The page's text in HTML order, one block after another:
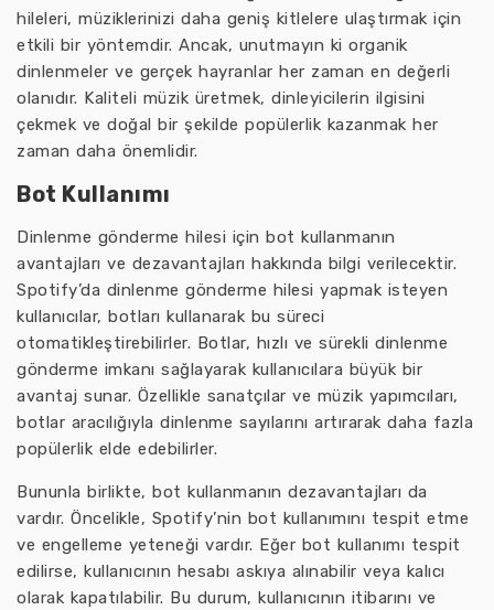
hileleri, müziklerinizi daha geniş kitlelere ulaştırmak için
etkili bir yöntemdir. Ancak, unutmayın ki organik
dinlenmeler ve gerçek hayranlar her zaman en değerli
olanıdır. Kaliteli müzik üretmek, dinleyicilerin ilgisini
çekmek ve doğal bir şekilde popülerlik kazanmak her
zaman daha önemlidir.
Bot Kullanımı
Dinlenme gönderme hilesi için bot kullanmanın
avantajları ve dezavantajları hakkında bilgi verilecektir.
Spotify’da dinlenme gönderme hilesi yapmak isteyen
kullanıcılar, botları kullanarak bu süreci
otomatikleştirebilirler. Botlar, hızlı ve sürekli dinlenme
gönderme imkanı sağlayarak kullanıcılara büyük bir
avantaj sunar. Özellikle sanatçılar ve müzik yapımcıları,
botlar aracılığıyla dinlenme sayılarını artırarak daha fazla
popülerlik elde edebilirler.
Bununla birlikte, bot kullanmanın dezavantajları da
vardır. Öncelikle, Spotify’nin bot kullanımını tespit etme
ve engelleme yeteneği vardır. Eğer bot kullanımı tespit
edilirse, kullanıcının hesabı askıya alınabilir veya kalıcı
olarak kapatılabilir. Bu durum, kullanıcının itibarını ve